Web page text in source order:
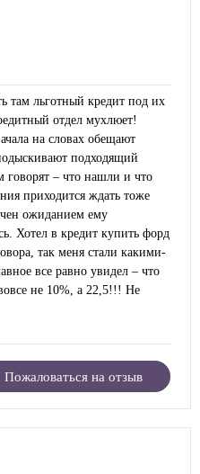
там льготный кредит под их
отдел мухлюет!
на словах обещают
подходящий
говорят – что нашли и что
приходится ждать тоже
ожиданием ему
Хотел в кредит купить форд
так меня стали какими-
все равно увидел – что
не 10%, а 22,5!!! Не
Пожаловаться на отзыв